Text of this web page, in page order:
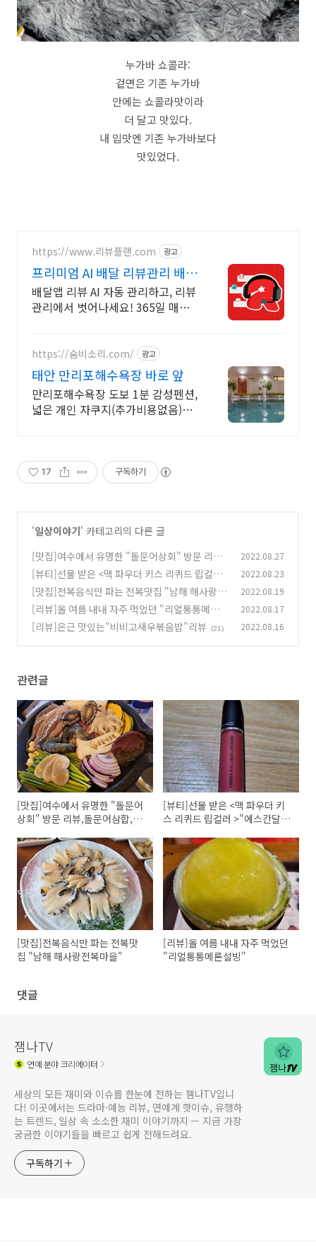
누가바 쇼콜라:
겉면은 기존 누가바
안에는 쇼콜라맛이라
더 달고 맛있다.
내 입맛엔 기존 누가바보다
맛있었다.
https://www.리뷰플랜.com 광고
프리미엄 AI 배달 리뷰관리 배
민,쿠팡,요기요 리뷰 관리
배달앱 리뷰 AI 자동 관리하고, 리뷰
관리에서 벗어나세요! 365일 매일
https://숨비소리.com/ 광고
태안 만리포해수욕장 바로 앞
만리포해수욕장 도보 1분 감성펜션,
넓은 개인 자쿠지(추가비용없음)
17 구독하기
'일상이야기' 카테고리의 다른 글
[맛집]여수에서 유명한 "돌문어상회" 방문 리뷰,
돌문어삼합,돌문어라면과 볶음밥 클리어~ (8)
2022.08.27
[뷰티]선물 받은 <맥 파우더 키스 리퀴드 립컬러
>"에스칸달로"컬러 리뷰 (29)
2022.08.23
[맛집]전복음식만 파는 전복맛집 "남해 해사랑전
복마을"
(49)
2022.08.19
[리뷰]올 여름 내내 자주 먹었던 "리얼통통메론
설빙" (25)
2022.08.17
[리뷰]은근 맛있는"비비고새우볶음밥"리뷰 (21) 2022.08.16
관련글
[맛집]여수에서 유명한 "돌문어
상회" 방문 리뷰,돌문어삼합,돌
[뷰티]선물 받은 <맥 파우더 키
스 리퀴드 립컬러 >"에스칸달
[맛집]전복음식만 파는 전복맛
집 "남해 해사랑전복마을"
[리뷰]올 여름 내내 자주 먹었던
"리얼통통메론설빙"
댓글
잼나TV
연예분야 크리에이터
세상의 모든 재미와 이슈를 한눈에 전하는 잼나TV입니
다! 이곳에서는 드라마·예능 리뷰, 연예계 핫이슈, 유행하
는 트렌드, 일상 속 소소한 재미 이야기까지 — 지금 가장
궁금한 이야기들을 빠르고 쉽게 전해드려요.
구독하기